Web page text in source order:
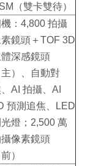
（雙卡雙待）
：4,800 拍攝
鏡頭＋TOF 3D
體深感鏡頭
主）、自動對
AI 拍攝、AI
預測追焦、LED
光燈；2,500 萬
像素鏡頭
前）